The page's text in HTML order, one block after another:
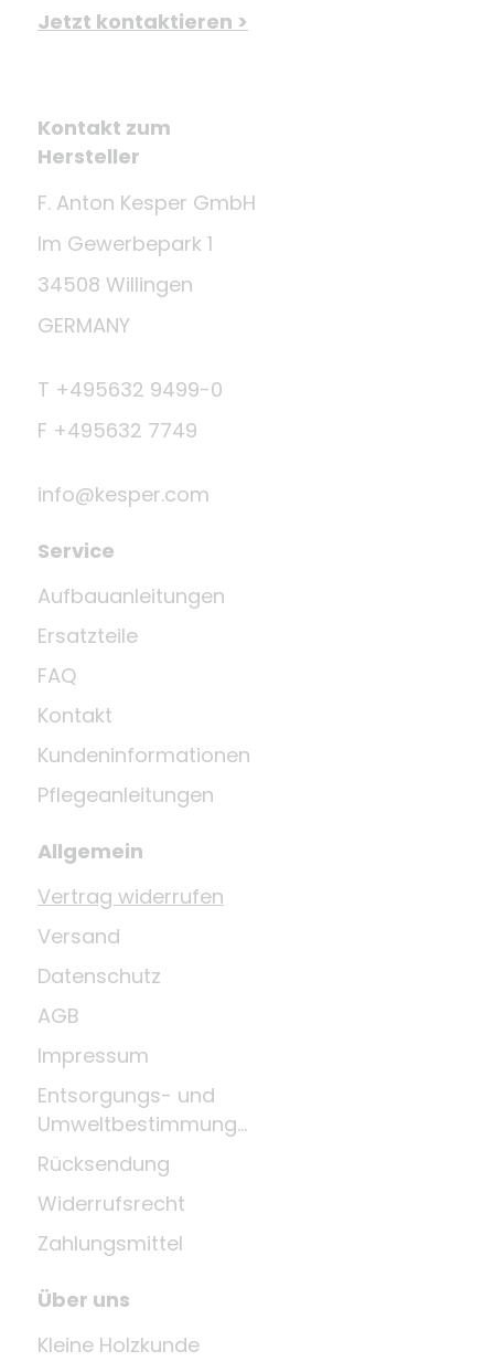
Jetzt kontaktieren >
Kontakt zum
Hersteller
F. Anton Kesper GmbH
Im Gewerbepark 1
34508 Willingen
GERMANY
T +495632 9499-0
F +495632 7749
info@kesper.com
Service
Aufbauanleitungen
Ersatzteile
FAQ
Kontakt
Kundeninformationen
Pflegeanleitungen
Allgemein
Vertrag widerrufen
Versand
Datenschutz
AGB
Impressum
Entsorgungs- und
Umweltbestimmungen
Rücksendung
Widerrufsrecht
Zahlungsmittel
Über uns
Kleine Holzkunde